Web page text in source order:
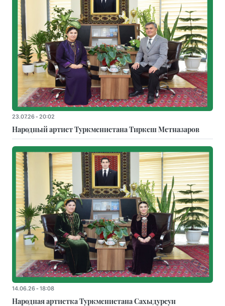
23.07.26 - 20:02
Народный артист Туркменистана Тиркеш Мeтназаров
14.06.26 - 18:08
Народная артистка Туркменистана Сахыдурсун